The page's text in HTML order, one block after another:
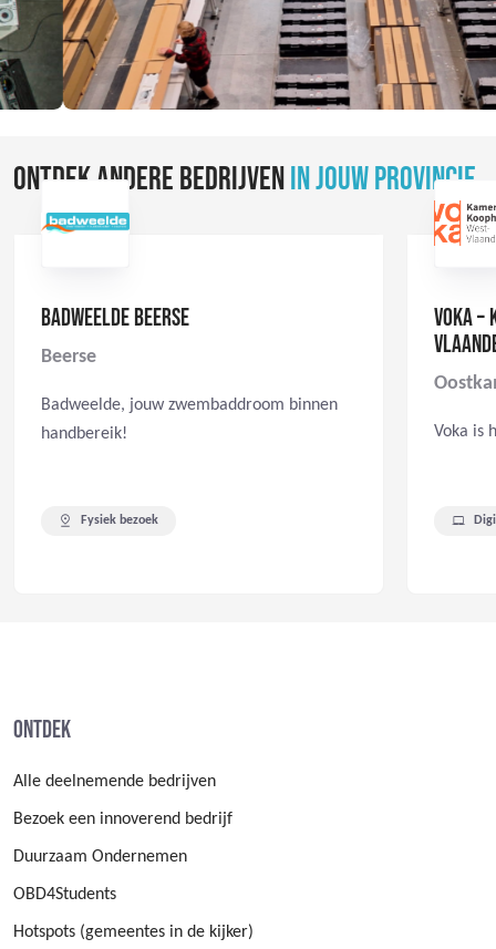
ONTDEK ANDERE BEDRIJVENIN JOUW PROVINCIE
BADWEELDE BEERSE
Beerse
Badweelde, jouw zwembaddroom binnen
handbereik!
Fysiek bezoek
VOKA –
Voka is
Ontdek
Alle deelnemende bedrijven
Bezoek een innoverend bedrijf
Duurzaam Ondernemen
OBD4Students
Hotspots (gemeentes in de kijker)